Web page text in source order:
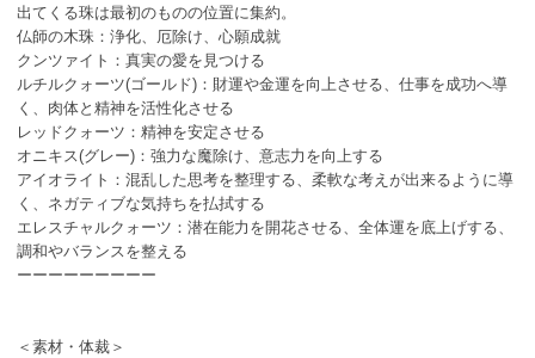
出てくる珠は最初のものの位置に集約。
仏師の木珠：浄化、厄除け、心願成就
クンツァイト：真実の愛を見つける
ルチルクォーツ(ゴールド)：財運や金運を向上させる、仕事を成功へ導
く、肉体と精神を活性化させる
レッドクォーツ：精神を安定させる
オニキス(グレー)：強力な魔除け、意志力を向上する
アイオライト：混乱した思考を整理する、柔軟な考えが出来るように導
く、ネガティブな気持ちを払拭する
エレスチャルクォーツ：潜在能力を開花させる、全体運を底上げする、
調和やバランスを整える
ーーーーーーーーー
＜素材・体裁＞